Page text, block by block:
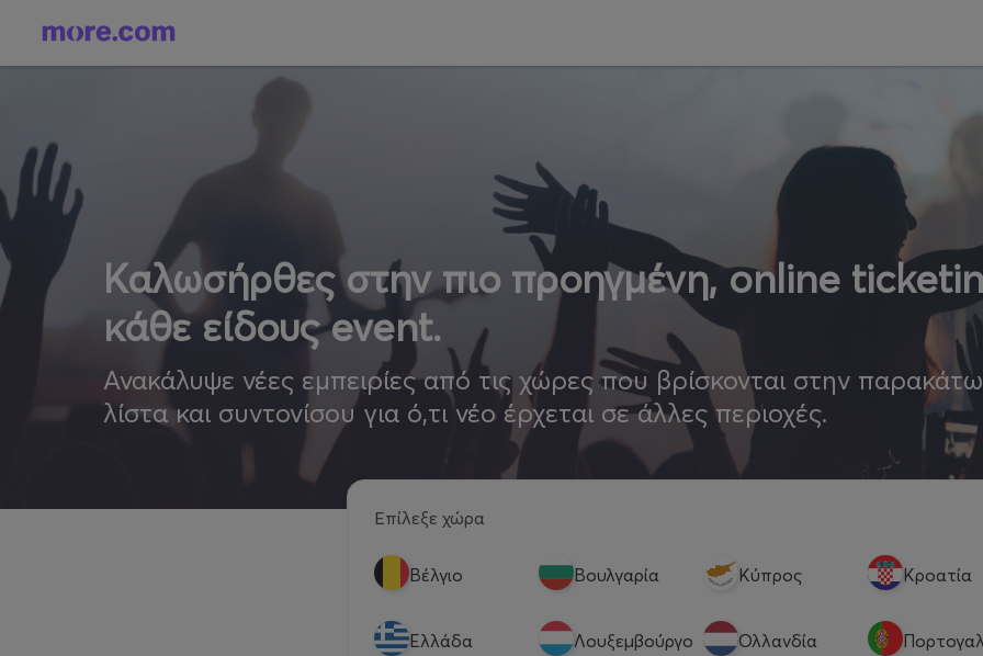
Καλωσήρθες στην πιο προηγμένη, online
κάθε είδους event.
Ανακάλυψε νέες εμπειρίες από τις χώρες που βρίσκονται στην παρακάτω
λίστα και συντονίσου για ό,τι νέο έρχεται σε άλλες περιοχές.
Επίλεξε χώρα
Βέλγιο Βουλγαρία Κύπρος Κροατία
Eλλάδα Λουξεμβούργο Ολλανδία